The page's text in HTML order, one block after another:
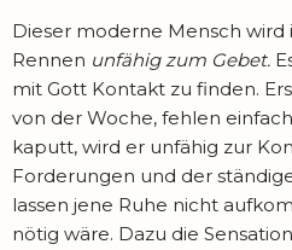
Dieser moderne Mensch wird
Rennen unfähig zum Gebet.
mit Gott Kontakt zu finden.
von der Woche, fehlen
kaputt, wird er unfähig zur
Forderungen und der
lassen jene Ruhe nicht
nötig wäre. Dazu die